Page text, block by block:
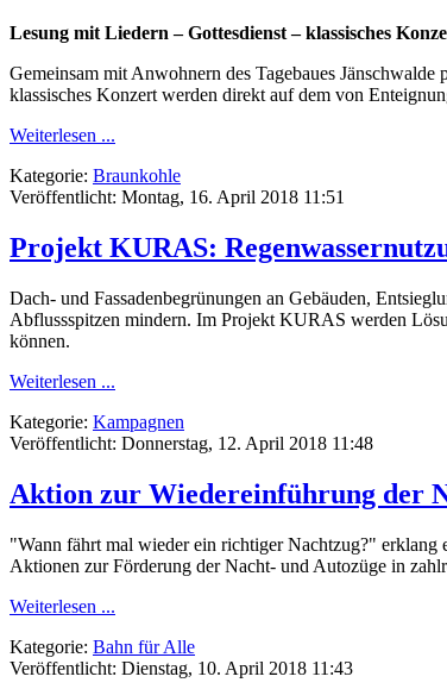
Lesung mit Liedern – Gottesdienst – klassisches
Gemeinsam mit Anwohnern des Tagebaues
klassisches Konzert werden direkt auf dem von
Weiterlesen ...
Kategorie: Braunkohle
Veröffentlicht: Montag, 16. April 2018 11:51
Projekt KURAS:
Dach- und Fassadenbegrünungen an Gebäuden,
Abflussspitzen mindern. Im Projekt KURAS werden
können.
Weiterlesen ...
Kategorie: Kampagnen
Veröffentlicht: Donnerstag, 12. April 2018 11:48
Aktion zur Wiedereinführung der
"Wann fährt mal wieder ein richtiger Nachtzug?"
Aktionen zur Förderung der Nacht- und Autozüge in
Weiterlesen ...
Kategorie: Bahn für Alle
Veröffentlicht: Dienstag, 10. April 2018 11:43